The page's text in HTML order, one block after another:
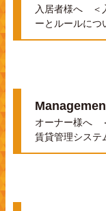
入居者様へ ＜
ーとルールにつ
オーナー様へ
賃貸管理システ